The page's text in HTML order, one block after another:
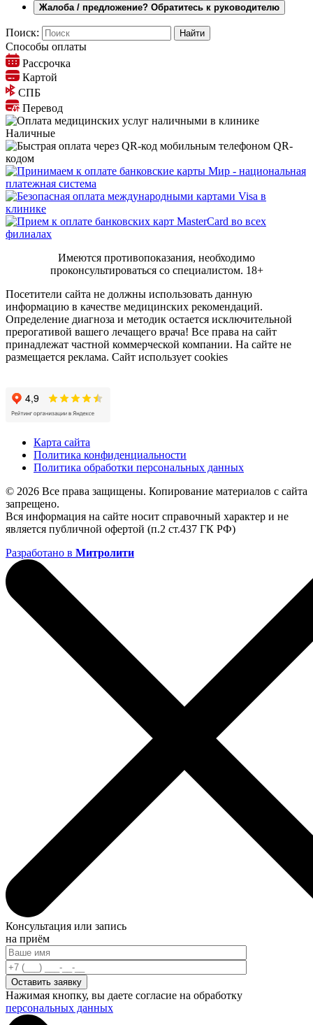
Жалоба / предложение? Обратитесь к руководителю
Поиск:
Способы оплаты
Рассрочка
Картой
СПБ
Перевод
Наличные
QR-
кодом
Имеются противопоказания, необходимо
проконсультироваться со специалистом. 18+
Посетители сайта не должны использовать данную
информацию в качестве медицинских рекомендаций.
Определение диагноза и методик остается исключительной
прерогативой вашего лечащего врача! Все права на сайт
принадлежат частной коммерческой компании. На сайте не
размещается реклама. Сайт использует cookies
Карта сайта
Политика конфиденциальности
Политика обработки персональных данных
© 2026 Все права защищены. Копирование материалов с сайта
запрещено.
Вся информация на сайте носит справочный характер и не
является публичной офертой (п.2 ст.437 ГК РФ)
Разработано в Митролити
Консультация или запись
на приём
Нажимая кнопку, вы даете согласие на обработку
персональных данных